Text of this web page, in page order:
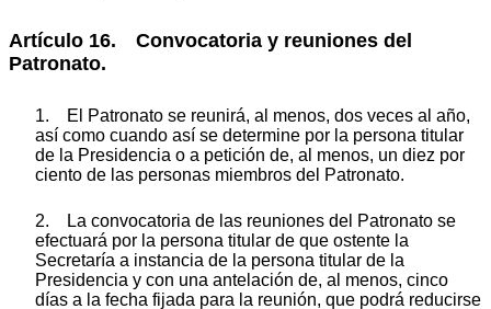
Artículo 16. Convocatoria y reuniones del
Patronato.
1. El Patronato se reunirá, al menos, dos veces al año,
así como cuando así se determine por la persona titular
de la Presidencia o a petición de, al menos, un diez por
ciento de las personas miembros del Patronato.
2. La convocatoria de las reuniones del Patronato se
efectuará por la persona titular de que ostente la
Secretaría a instancia de la persona titular de la
Presidencia y con una antelación de, al menos, cinco
días a la fecha fijada para la reunión, que podrá reducirse